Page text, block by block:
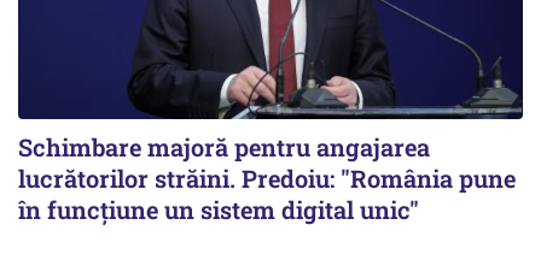
Schimbare majoră pentru angajarea
lucrătorilor străini. Predoiu: "România pune
în funcțiune un sistem digital unic"